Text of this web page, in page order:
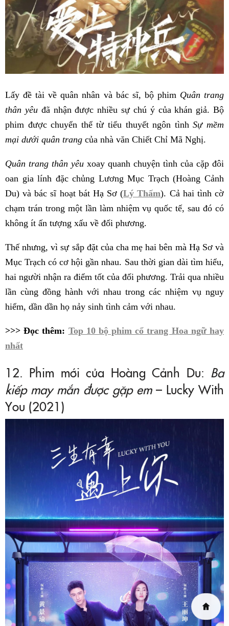
Lấy đề tài về quân nhân và bác sĩ, bộ phim Quân trang
thân yêuđã nhận được nhiều sự chú ý của khán giả. Bộ
phim được chuyển thể từ tiểu thuyết ngôn tình Sự mềm
mại dưới quân trang của nhà văn Chiết Chỉ Mã Nghị.
Quân trang thân yêu xoay quanh chuyện tình của cặp đôi
oan gia lính đặc chủng Lương Mục Trạch (Hoàng Cảnh
Du) và bác sĩ hoạt bát Hạ Sơ (Lý Thấm). Cả hai tình cờ
chạm trán trong một lần làm nhiệm vụ quốc tế, sau đó có
không ít ấn tượng xấu về đối phương.
Thế nhưng, vì sự sắp đặt của cha mẹ hai bên mà Hạ Sơ và
Mục Trạch có cơ hội gần nhau. Sau thời gian dài tìm hiểu,
hai người nhận ra điểm tốt của đối phương. Trải qua nhiều
lần cùng đồng hành với nhau trong các nhiệm vụ nguy
hiểm, dần dần họ nảy sinh tình cảm với nhau.
>>> Đọc thêm: Top 10 bộ phim cổ trang Hoa ngữ hay
nhất
12. Phim mới của Hoàng Cảnh Du: Ba
kiếp may mắn được gặp em– Lucky With
You (2021)